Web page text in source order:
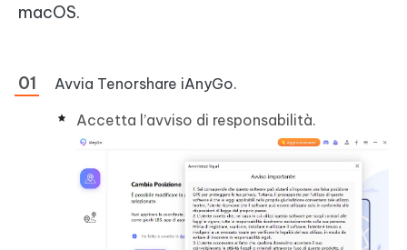
macOS.
Avvia Tenorshare iAnyGo.
Accetta l’avviso di responsabilità.